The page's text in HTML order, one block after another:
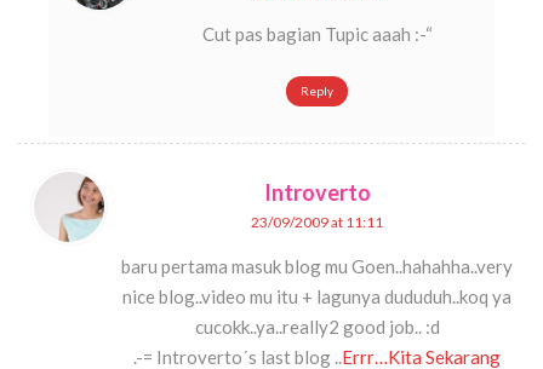
Cut pas bagian Tupic aaah :-“
Reply
Introverto
23/09/2009 at 11:11
baru pertama masuk blog mu Goen..hahahha..very
nice blog..video mu itu + lagunya dududuh..koq ya
cucokk..ya..really2 good job.. :d
.-= Introverto´s last blog ..Errr…Kita Sekarang